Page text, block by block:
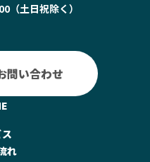
土日祝除く）
問い合わせ
れ